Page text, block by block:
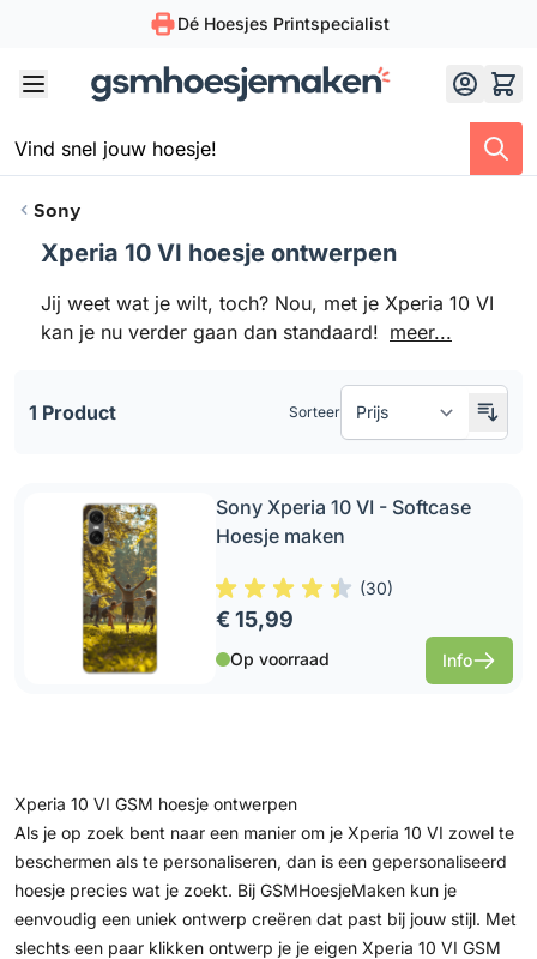
Dé Hoesjes Printspecialist
Sony
Doorgaan naar productlijst
Xperia 10 VI hoesje ontwerpen
Jij weet wat je wilt, toch? Nou, met je Xperia 10 VI
kan je nu verder gaan dan standaard! meer...
1 Product Sorteer
Sony Xperia 10 VI - Softcase
Hoesje maken
(30)
€ 15,99
Op voorraad Info
Xperia 10 VI GSM hoesje ontwerpen
Als je op zoek bent naar een manier om je Xperia 10 VI zowel te
beschermen als te personaliseren, dan is een gepersonaliseerd
hoesje precies wat je zoekt. Bij GSMHoesjeMaken kun je
eenvoudig een uniek ontwerp creëren dat past bij jouw stijl. Met
slechts een paar klikken ontwerp je je eigen Xperia 10 VI GSM